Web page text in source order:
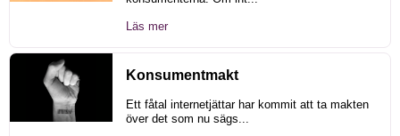
Läs mer
Konsumentmakt
Ett fåtal internetjättar har kommit att ta makten
över det som nu sägs...